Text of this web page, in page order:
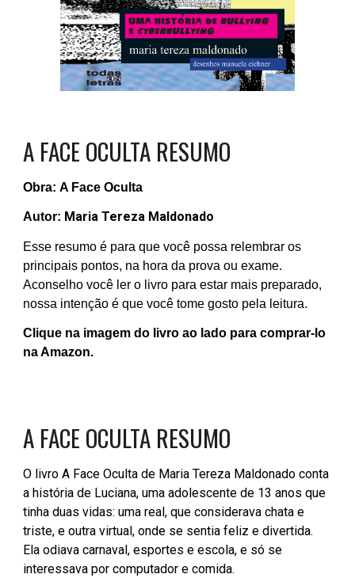
A FACE OCULTA RESUMO
Obra:A Face Oculta
Autor: Maria Tereza Maldonado
Esse resumo é para que você possa relembrar os
principais pontos, na hora da prova ou exame.
Aconselho você ler o livro para estar mais preparado,
nossa intenção é que você tome gosto pela leitura.
Clique na imagem do livro ao lado para comprar-lo
na Amazon.
A FACE OCULTA RESUMO
O livro A Face Oculta de Maria Tereza Maldonado conta
a história de Luciana, uma adolescente de 13 anos que
tinha duas vidas: uma real, que considerava chata e
triste, e outra virtual, onde se sentia feliz e divertida.
Ela odiava carnaval, esportes e escola, e só se
interessava por computador e comida.